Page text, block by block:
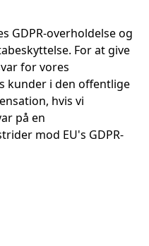
GDPR-overholdelse og
For at give
for vores
kunder i den offentlige
hvis vi
på en
mod EU's GDPR-